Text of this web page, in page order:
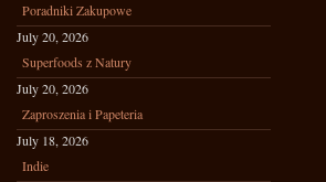
Poradniki Zakupowe
July 20, 2026
Superfoods z Natury
July 20, 2026
Zaproszenia i Papeteria
July 18, 2026
Indie